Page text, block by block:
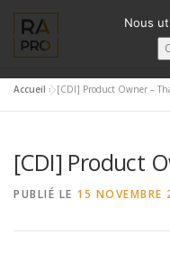
contenu
SERVICES RA’PRO
Accueil »[CDI] Product Owner –
[CDI] Product
PUBLIÉ LE 15 NOVEMBRE
Nous